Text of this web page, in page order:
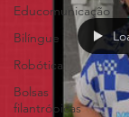
Educomunicação
Bilíngue
Robótica
Bolsas
filantrópicas